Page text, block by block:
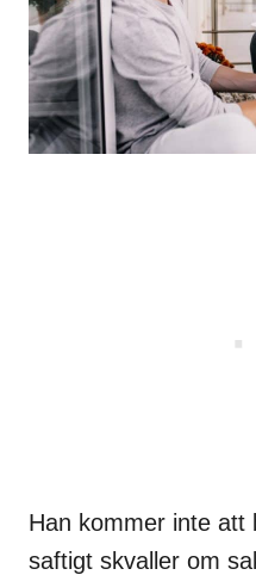
Han kommer inte
saftigt skvaller om